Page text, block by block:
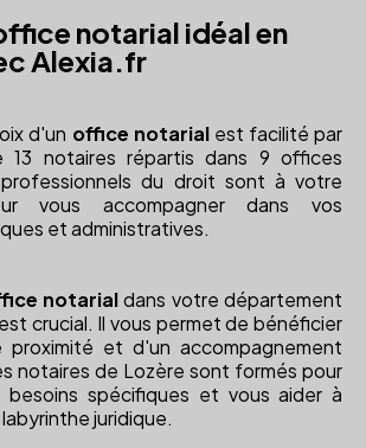
notarial idéal en
Alexia.fr
d'un office notarialest facilité par
13 notaires répartis dans 9 offices
du droit sont à votre
vous accompagner dans vos
et administratives.
notarialdans votre département
crucial. Il vous permet de bénéficier
proximité et d'un accompagnement
notaires de Lozère sont formés pour
besoins spécifiques et vous aider à
juridique.